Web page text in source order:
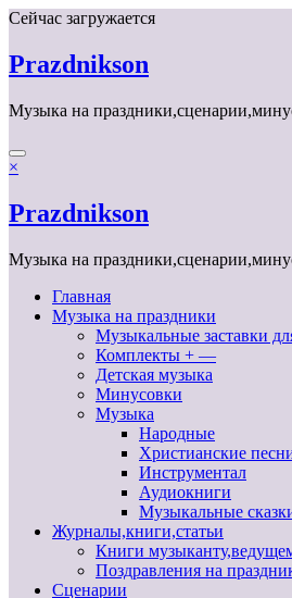
Перейти
содержимому
Сейчас загружается
Prazdnikson
Музыка на
×
Prazdnikson
Музыка на
Главная
Музыка на праздники
Музыкальные заставки
Комплекты + —
Детская музыка
Минусовки
Музыка
Народные
Христианские
Инструментал
Аудиокниги
Музыкальные
Журналы,книги,статьи
Книги
Поздравления на
Сценарии